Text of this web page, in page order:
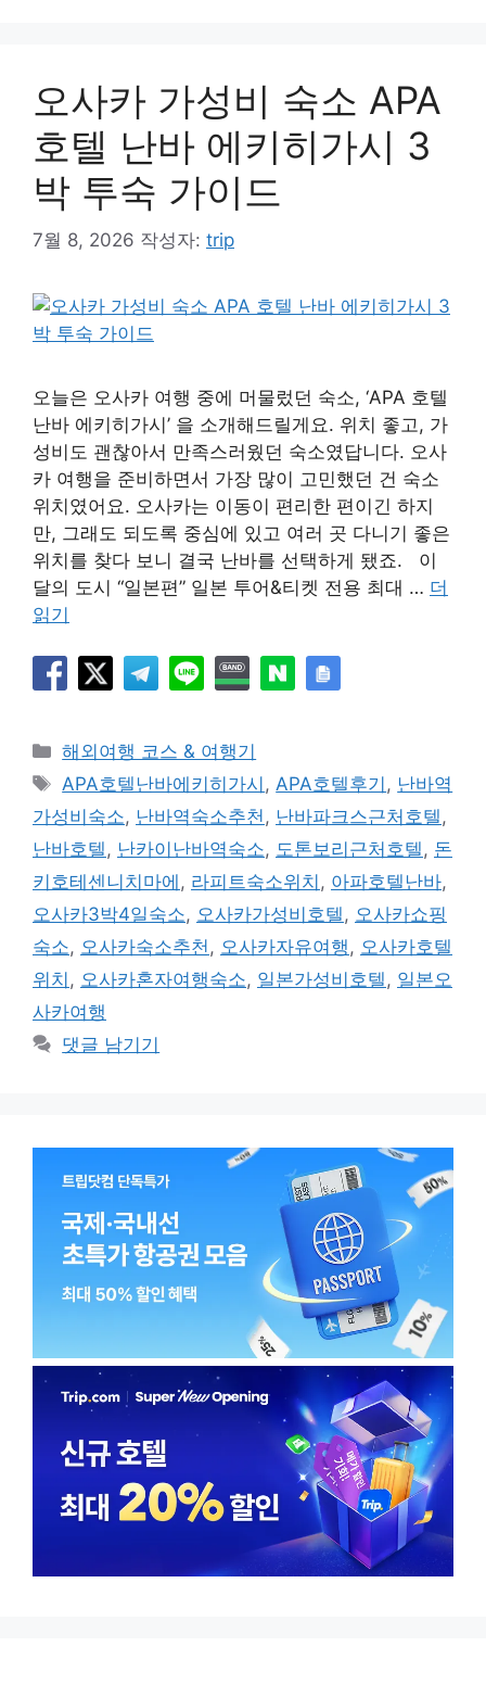
오사카 가성비 숙소 APA
호텔 난바 에키히가시 3
박 투숙 가이드
7월 8, 2026 작성자: trip
오늘은 오사카 여행 중에 머물렀던 숙소, ‘APA 호텔
난바 에키히가시’ 을 소개해드릴게요. 위치 좋고, 가
성비도 괜찮아서 만족스러웠던 숙소였답니다. 오사
카 여행을 준비하면서 가장 많이 고민했던 건 숙소
위치였어요. 오사카는 이동이 편리한 편이긴 하지
만, 그래도 되도록 중심에 있고 여러 곳 다니기 좋은
위치를 찾다 보니 결국 난바를 선택하게 됐죠. 이
달의 도시 “일본편” 일본 투어&티켓 전용 최대 … 더
읽기
카
테
리
해외여행 코스 & 여행기
태
그
APA호텔난바에키히가시 ,APA호텔후기 , 난바역
가성비숙소, 난바역숙소추천, 난바파크스근처호텔,
난바호텔, 난카이난바역숙소, 도톤보리근처호텔, 돈
키호테센니치마에 , 라피트숙소위치 , 아파호텔난바,
오사카3박4일숙소, 오사카가성비호텔, 오사카쇼핑
숙소, 오사카숙소추천, 오사카자유여행, 오사카호텔
위치 , 오사카혼자여행숙소, 일본가성비호텔, 일본오
사카여행
댓글 남기기